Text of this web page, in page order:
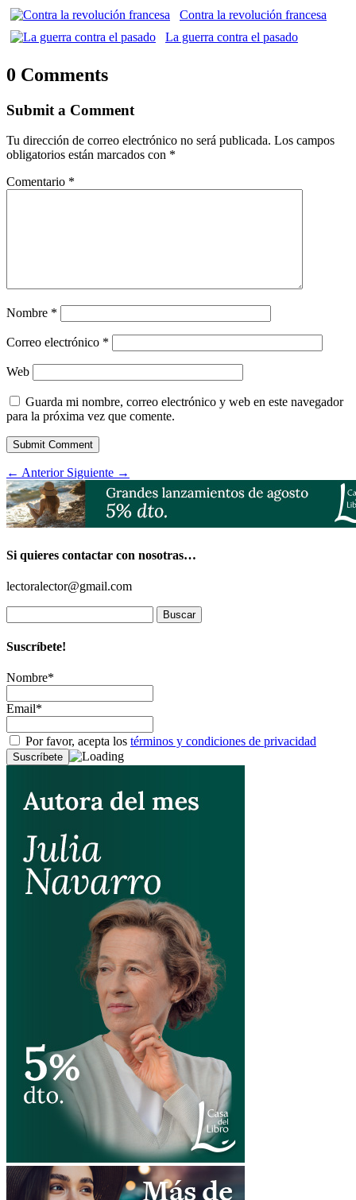
Contra la revolución francesa
La guerra contra el pasado
0 Comments
Submit a Comment
Tu dirección de correo electrónico no será publicada. Los campos
obligatorios están marcados con *
Comentario *
Nombre *
Correo electrónico *
Web
Guarda mi nombre, correo electrónico y web en este navegador
para la próxima vez que comente.
Submit Comment
← Anterior Siguiente →
Si quieres contactar con nosotras…
lectoralector@gmail.com
Suscríbete!
Nombre*
Email*
Por favor, acepta los términos y condiciones de privacidad